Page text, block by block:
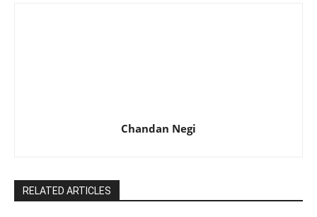
Chandan Negi
RELATED ARTICLES